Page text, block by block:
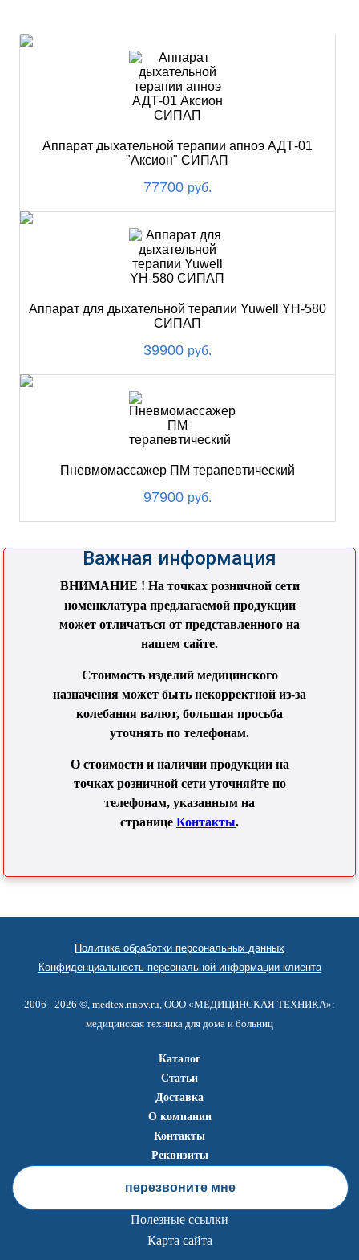
Аппарат дыхательной терапии апноэ АДТ-01
"Аксион" СИПАП
77700 руб.
Аппарат для дыхательной терапии Yuwell YH-580
СИПАП
39900 руб.
Пневмомассажер ПМ терапевтический
97900 руб.
Важная информация
ВНИМАНИЕ ! На точках розничной сети
номенклатура предлагаемой продукции
может отличаться от представленного на
нашем сайте.
Стоимость изделий медицинского
назначения может быть некорректной из-за
колебания валют, большая просьба
уточнять по телефонам.
О стоимости и наличии продукции на
точках розничной сети уточняйте по
телефонам, указанным на
странице Контакты.
Политика обработки персональных данных
Конфиденциальность персональной информации клиента
2006 - 2026 ©, medtex.nnov.ru , ООО «МЕДИЦИНСКАЯ ТЕХНИКА»:
медицинская техника для дома и больниц
Каталог
Статьи
Доставка
О компании
Контакты
Реквизиты
перезвоните мне
Полезные ссылки
Карта сайта